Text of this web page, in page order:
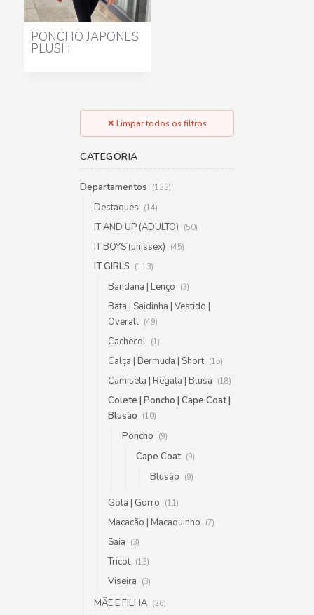
PONCHO JAPONÊS
PLUSH
✕ Limpar todos os filtros
CATEGORIA
Departamentos (133)
Destaques (14)
IT AND UP (ADULTO) (50)
IT BOYS (unissex) (45)
IT GIRLS (113)
Bandana | Lenço (3)
Bata | Saidinha | Vestido |
Overall (49)
Cachecol (1)
Calça | Bermuda | Short (15)
Camiseta | Regata | Blusa (18)
Colete | Poncho | Cape Coat |
Blusão (10)
Poncho (9)
Cape Coat (9)
Blusão (9)
Gola | Gorro (11)
Macacão | Macaquinho (7)
Saia (3)
Tricot (13)
Viseira (3)
MÃE E FILHA (26)